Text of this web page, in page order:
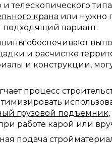
телескопического
крана или нужно
подходящий вариант.
обеспечивают
и расчистке
и конструкции,
процесс
грузовой подъемник
работе карой или
подача